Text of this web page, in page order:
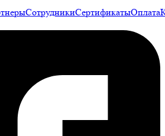
СотрудникиСертификатыОплата